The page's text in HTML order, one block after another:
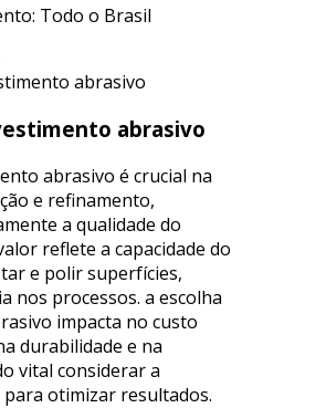
Todo o Brasil
abrasivo
abrasivo é crucial na
e refinamento,
a qualidade do
reflete a capacidade do
e polir superfícies,
nos processos. a escolha
impacta no custo
durabilidade e na
vital considerar a
para otimizar resultados.